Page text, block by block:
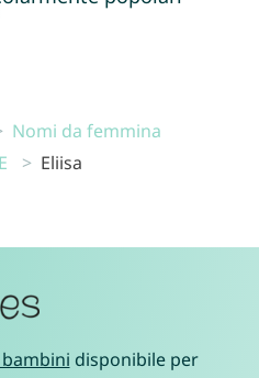
Nomi da femmina
Eliisa
disponibile per